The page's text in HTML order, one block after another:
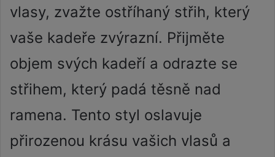
vlasy, zvažte ostříhaný střih, který
vaše kadeře zvýrazní. Přijměte
objem svých kadeří a odrazte se
střihem, který padá těsně nad
ramena. Tento styl oslavuje
přirozenou krásu vašich vlasů a